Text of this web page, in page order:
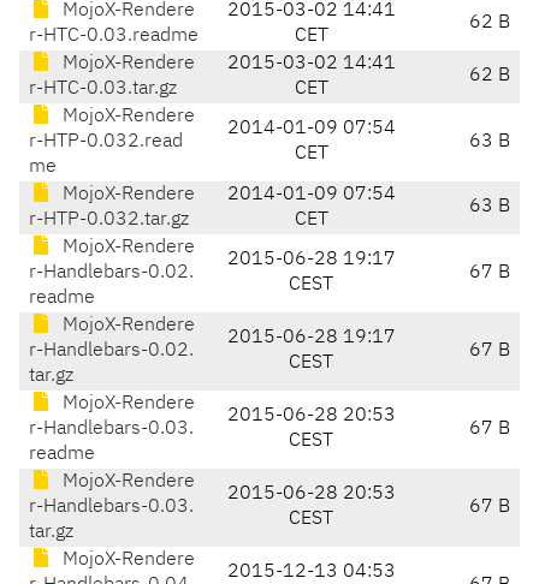
MojoX-Rendere
r-HTC-0.03.readme
2015-03-02 14:41
CET
62 B
MojoX-Rendere
r-HTC-0.03.tar.gz
2015-03-02 14:41
CET
62 B
MojoX-Rendere
r-HTP-0.032.read
me
2014-01-09 07:54
CET
63 B
MojoX-Rendere
r-HTP-0.032.tar.gz
2014-01-09 07:54
CET
63 B
MojoX-Rendere
r-Handlebars-0.02.
readme
2015-06-28 19:17
CEST
67 B
MojoX-Rendere
r-Handlebars-0.02.
tar.gz
2015-06-28 19:17
CEST
67 B
MojoX-Rendere
r-Handlebars-0.03.
readme
2015-06-28 20:53
CEST
67 B
MojoX-Rendere
r-Handlebars-0.03.
tar.gz
2015-06-28 20:53
CEST
67 B
MojoX-Rendere
2015-12-13 04:53